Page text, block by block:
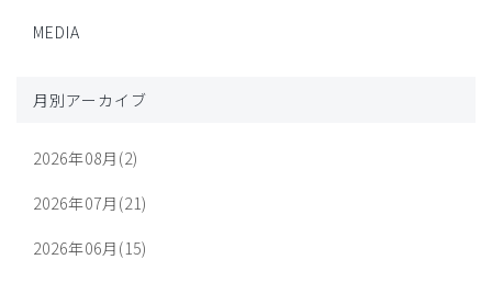
MEDIA
月別アーカイブ
2026年08月(2)
2026年07月(21)
2026年06月(15)